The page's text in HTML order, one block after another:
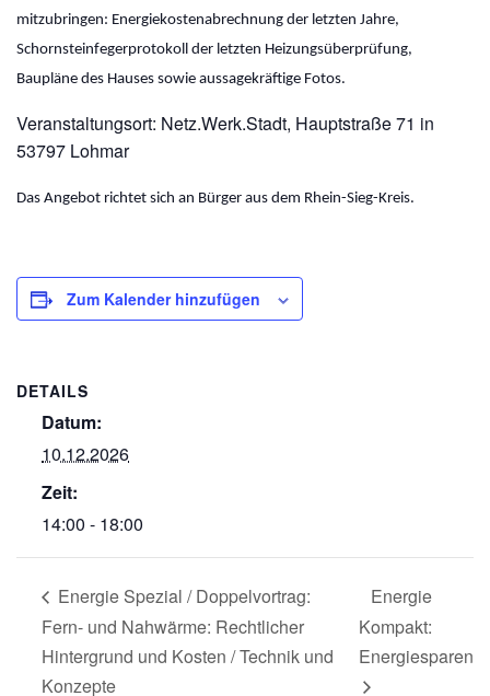
mitzubringen: Energiekostenabrechnung der letzten Jahre,
Schornsteinfegerprotokoll der letzten Heizungsüberprüfung,
Baupläne des Hauses sowie aussagekräftige Fotos.
Veranstaltungsort: Netz.Werk.Stadt, Hauptstraße 71 in
53797 Lohmar
Das Angebot richtet sich an Bürger aus dem Rhein-Sieg-Kreis.
Zum Kalender hinzufügen
DETAILS
Datum:
10.12.2026
Zeit:
14:00 - 18:00
Energie Spezial / Doppelvortrag:
Fern- und Nahwärme: Rechtlicher
Hintergrund und Kosten / Technik und
Konzepte
Energie
Kompakt:
Energiesparen